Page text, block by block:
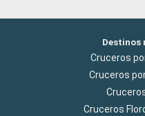
Destinos
Cruceros
Cruceros
Cruceros